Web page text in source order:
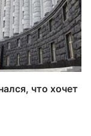
что хочет